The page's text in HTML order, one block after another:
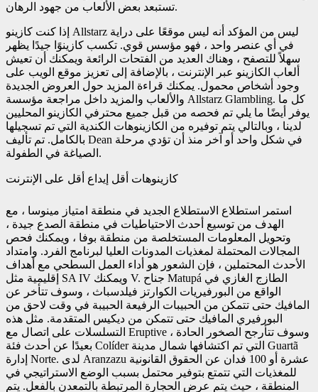
تستبعد بعض الألعاب من جهود الرهان.
إذا كنت كازينو Allstarz ليس من المؤكد أنه ليس موقعًا على دراية
في أي عنصر واحد ، فهو مؤسس قوي. تكسب كازينوًا جيدًا يظهر
سهلاً للتصفح ، وهناك العديد من الفتحات الرائعة ويمكنك أن تعيش
ألعاب الكازينو عبر الإنترنت ، بالإضافة إلى تعزيز موقع الويب على
وجود أشخاص محمول. يمكنك قراءة المزيد حول العروض الجديدة
والألعاب والمزيد داخل مراجعة مؤسسة Allstarz Glambling. كل ما
يوفر أيضًا ما يلي تم فحصه من قبل جميع محترفي الكازينو المحليين
لدينا ، وبالتالي يتم توفيره من الكازينوهات الكندية التي تم تسجيلها
بالكامل. تم تأليف Dean في شكل واحد أو آخر منذ أن تؤدي مرحلة
الصياغة في الطفولة.
كازينوهات أقل إيداع أقل على الإنترنت
استمر استطلاع الاستطلاع الجديد في منطقة امتياز مينوسا ، مع
الهدف من توسيع أحدث الاحتياطيات في منطقة الصدع جيدة ،
وتحويل المعلومات المستخلصة من منطقة بوفا ، ويمكنك فحص
المجالات المحتملة لمغذيات المدونات العليا لبرنامج الفرد. وامتداد
الأحدث المحتملين ، فإن الشعور هو أداء العمل السطحي مع أهداف
إقليمية مثل SA IV ويمكنك V. جناح Matupá الطازج الغازي في
الواقع من البورفيريات الكوارتز فيلدسباث ، وسوف تتأخر عن
المافيك حتى تتمكن من الحبيبات الرفيعة الحبيبة في وقت لاحق من
البورفيري المافيك حتى تتمكن من ديكيس المتقدمة. مثل هذه
التسلسلات على اتصال مع Eruptive ، وسوف تتأرجح الصخور الحادة
بعيدًا عن أحدث فئة Colíder التي تم اكتشافها شمال مدينة Guartã
إدارة Norte. لدى Aranzazu عشرة أو 100 فدان عن الحقوق القانونية
للمغذيات التي تتمتع بتوفير محتمل بسبب الوضع الاستراتيجي في
المنطقة ، حيث يتم عرض الحجارة المرتبطة بالتمعدن بالفعل. يتم